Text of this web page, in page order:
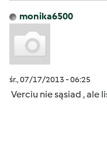
monika6500
śr., 07/17/2013 - 06:25
Verciu nie sąsiad , ale